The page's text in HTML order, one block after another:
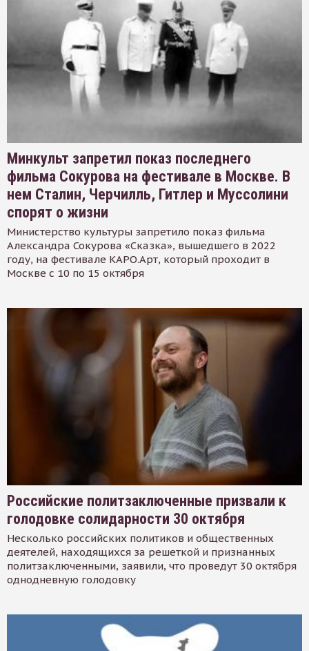
Минкульт запретил показ последнего
фильма Сокурова на фестивале в Москве. В
нем Сталин, Черчилль, Гитлер и Муссолини
спорят о жизни
Министерство культуры запретило показ фильма
Александра Сокурова «Сказка», вышедшего в 2022
году, на фестивале КАРО.Арт, который проходит в
Москве с 10 по 15 октября
Российские политзаключенные призвали к
голодовке солидарности 30 октября
Несколько российских политиков и общественных
деятелей, находящихся за решеткой и признанных
политзаключенными, заявили, что проведут 30 октября
однодневную голодовку